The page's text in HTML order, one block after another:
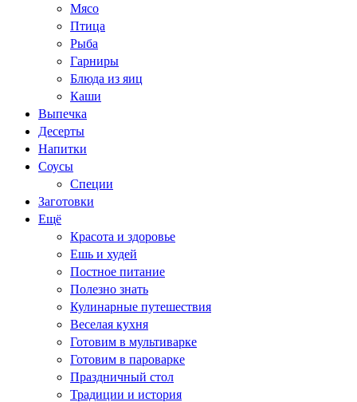
Мясо
Птица
Рыба
Гарниры
Блюда из яиц
Каши
Выпечка
Десерты
Напитки
Соусы
Специи
Заготовки
Ещё
Красота и здоровье
Ешь и худей
Постное питание
Полезно знать
Кулинарные путешествия
Веселая кухня
Готовим в мультиварке
Готовим в пароварке
Праздничный стол
Традиции и история